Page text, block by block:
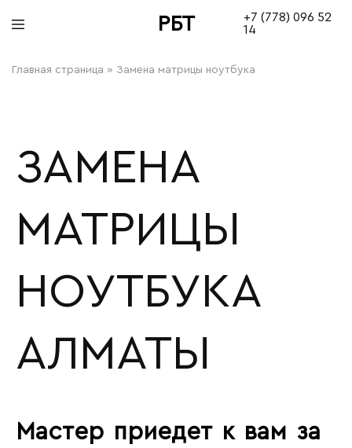
РБТ
+7 (778) 096 52
14
Главная страница » Замена матрицы ноутбука
ЗАМЕНА
МАТРИЦЫ
НОУТБУКА
АЛМАТЫ
Мастер приедет к вам за